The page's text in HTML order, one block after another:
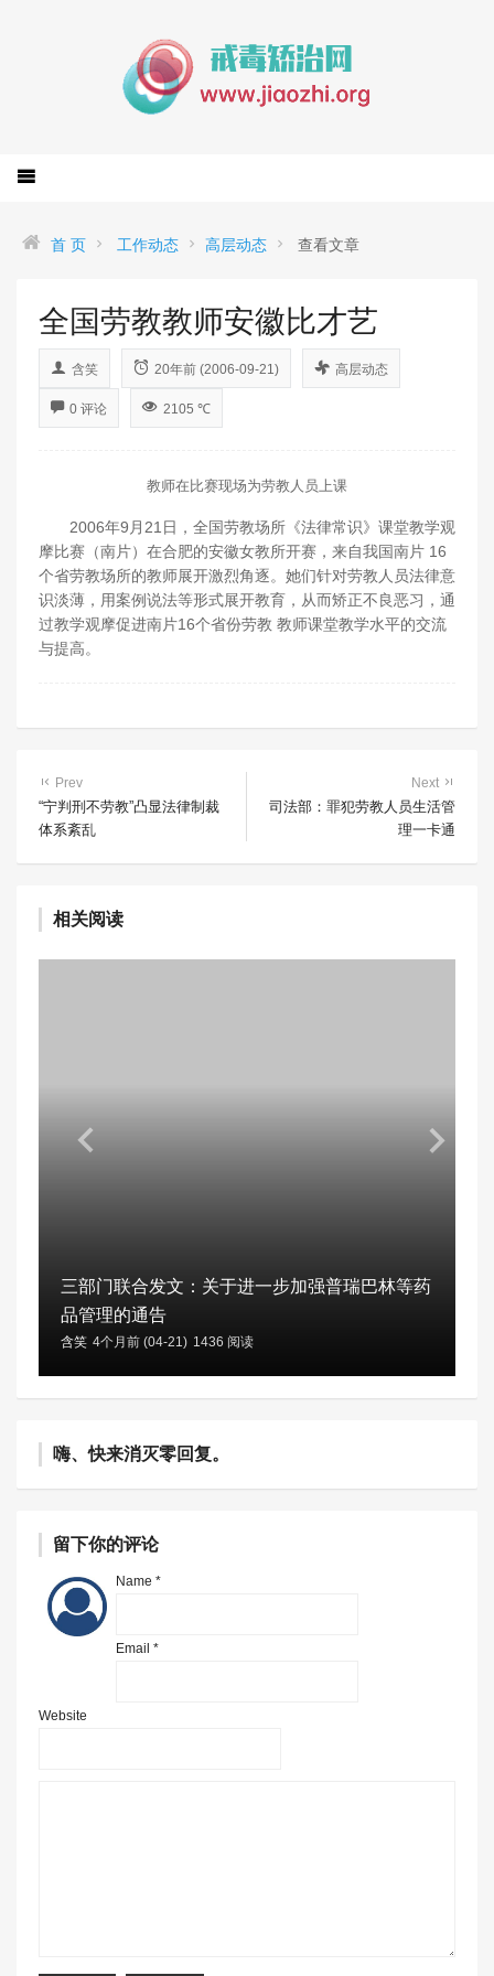
首 页 工作动态 高层动态 查看文章
全国劳教教师安徽比才艺
含笑 20年前 (2006-09-21) 高层动态
0 评论 2105 ℃
教师在比赛现场为劳教人员上课
2006年9月21日，全国劳教场所《法律常识》课堂教学观
摩比赛（南片）在合肥的安徽女教所开赛，来自我国南片 16
个省劳教场所的教师展开激烈角逐。她们针对劳教人员法律意
识淡薄，用案例说法等形式展开教育，从而矫正不良恶习，通
过教学观摩促进南片16个省份劳教 教师课堂教学水平的交流
与提高。
Prev
“宁判刑不劳教”凸显法律制裁
体系紊乱
Next
司法部：罪犯劳教人员生活管
理一卡通
相关阅读
三部门联合发文：关于进一步加强普瑞巴林等药
品管理的通告
含笑 4个月前 (04-21) 1436 阅读
嗨、快来消灭零回复。
留下你的评论
Name *
Email *
Website